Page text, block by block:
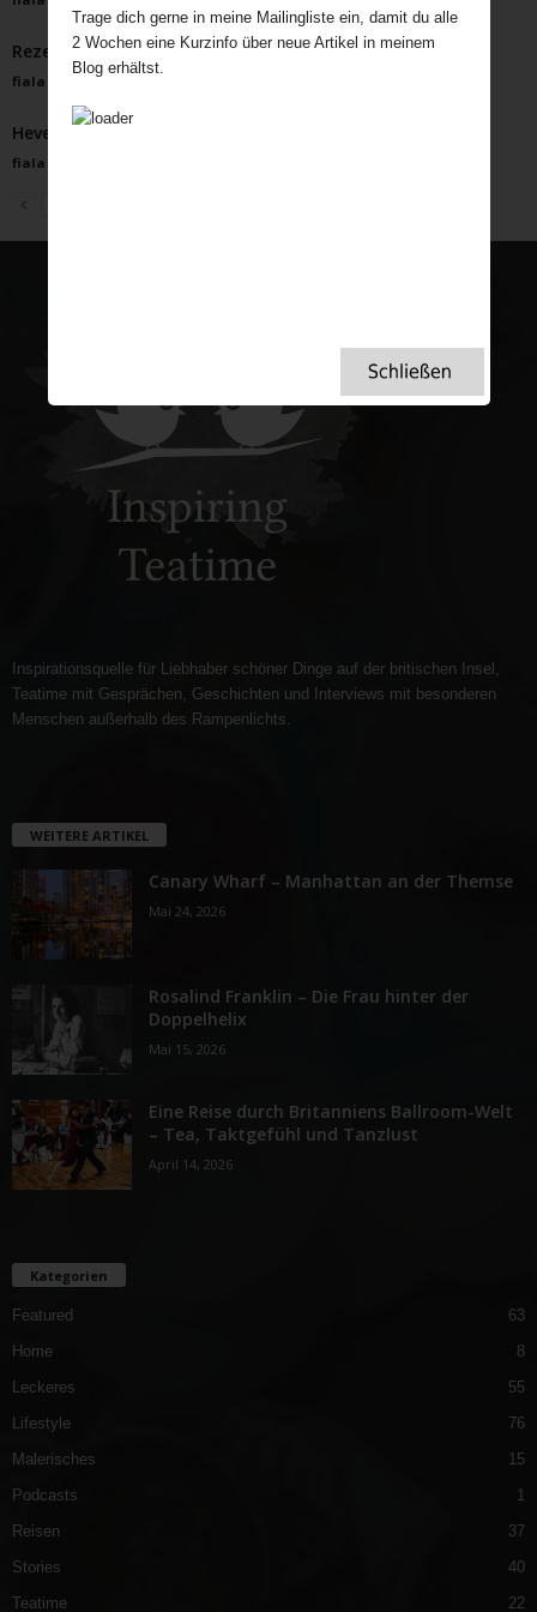
Rezept für fluffige Lemon Drops
fiala Januar 31, 2023
Hever Castle – Ein Highlight
fiala
Inspirationsquelle für Liebhaber schöner Dinge auf der britischen Insel,
Teatime mit Gesprächen, Geschichten und Interviews mit besonderen
Menschen außerhalb des Rampenlichts.
WEITERE ARTIKEL
Canary Wharf – Manhattan an der Themse
Mai 24, 2026
Rosalind Franklin – Die Frau hinter der
Doppelhelix
Mai 15, 2026
Eine Reise durch Britanniens Ballroom-Welt
– Tea, Taktgefühl und Tanzlust
April 14, 2026
Kategorien
Featured
63
Home
8
Leckeres
55
Lifestyle
76
Malerisches
15
Podcasts
1
Reisen
37
Stories
40
Teatime
22
Trage dich gerne in meine Mailingliste ein, damit du alle
2 Wochen eine Kurzinfo über neue Artikel in meinem
Blog erhältst.